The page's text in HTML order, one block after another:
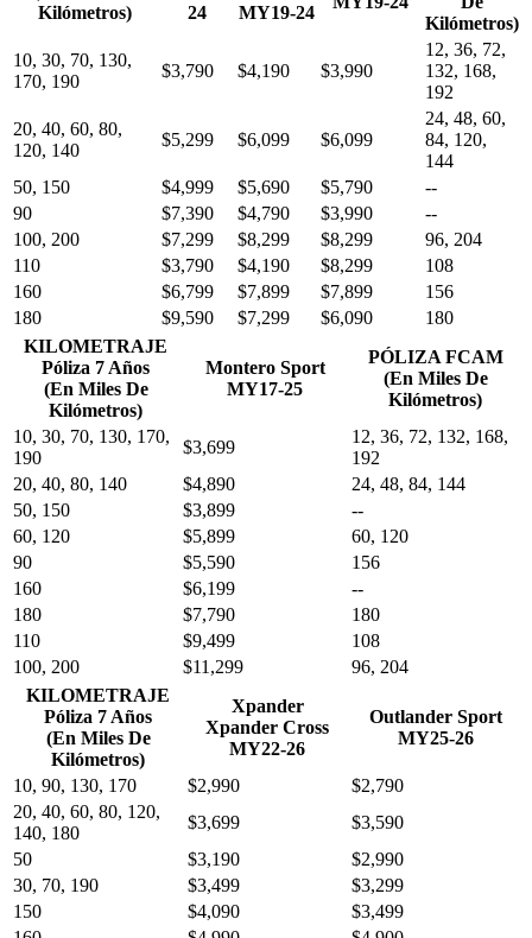
Kilómetros)
24
MY19-24
Kilómetros)
10, 30, 70, 130,
170, 190
$3,790 $4,190 $3,990
12, 36, 72,
132, 168,
192
20, 40, 60, 80,
120, 140
$5,299 $6,099 $6,099
24, 48, 60,
84, 120,
144
50, 150
$4,999 $5,690 $5,790
--
90
$7,390 $4,790 $3,990
--
100, 200
$7,299 $8,299 $8,299
96, 204
110
$3,790 $4,190 $8,299
108
160
$6,799 $7,899 $7,899
156
180
$9,590 $7,299 $6,090
180
KILOMETRAJE
Póliza 7 Años
(En Miles De
Kilómetros)
Montero Sport
MY17-25
PÓLIZA FCAM
(En Miles De
Kilómetros)
10, 30, 70, 130, 170,
190
$3,699
12, 36, 72, 132, 168,
192
20, 40, 80, 140
$4,890
24, 48, 84, 144
50, 150
$3,899
--
60, 120
$5,899
60, 120
90
$5,590
156
160
$6,199
--
180
$7,790
180
110
$9,499
108
100, 200
$11,299
96, 204
KILOMETRAJE
Póliza 7 Años
(En Miles De
Kilómetros)
Xpander
Xpander Cross
MY22-26
Outlander Sport
MY25-26
10, 90, 130, 170 $2,990
$2,790
20, 40, 60, 80, 120,
140, 180
$3,699
$3,590
50
$3,190
$2,990
30, 70, 190
$3,499
$3,299
150
$4,090
$3,499